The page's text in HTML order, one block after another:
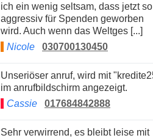
ich ein wenig seltsam, dass jetzt so
aggressiv für Spenden geworben
wird. Auch wenn das Weltges [...]
Nicole
030700130450
Unseriöser anruf, wird mit "kredite25"
im anrufbildschirm angezeigt.
Cassie
017684842888
Sehr verwirrend, es bleibt leise mit